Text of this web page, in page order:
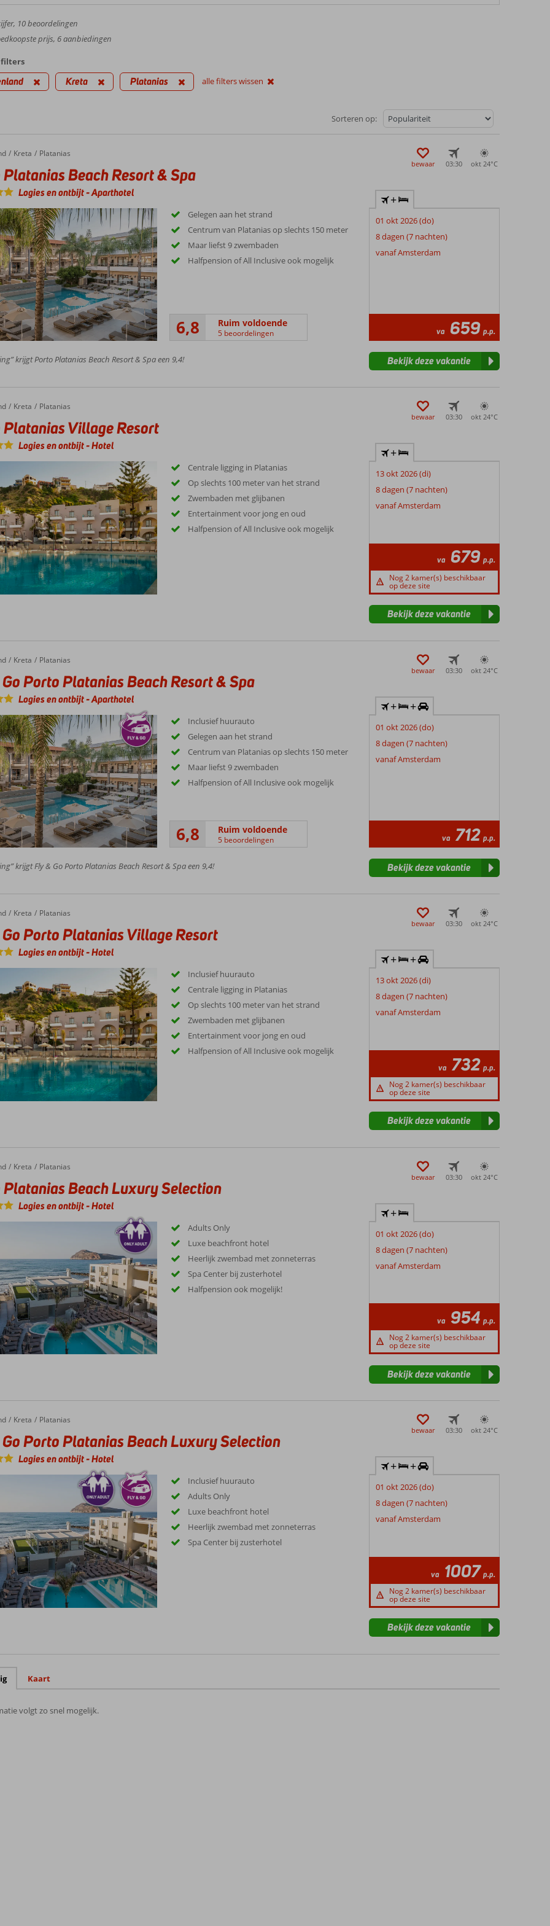
10beoordelingen
prijs, 6 aanbiedingen
filters
Kreta Platanias alle filters wissen
Sorteren op:
Kreta Platanias
Beach Resort & Spa
Logies en ontbijt-Aparthotel
bewaar 03:30 okt 24°C
Gelegen aan het strand
Centrum van Platanias op slechts 150 meter
Maar liefst 9 zwembaden
Halfpension of All Inclusive ook mogelijk
6,8 Ruim voldoende
5 beoordelingen
+
01 okt 2026 (do)
8 dagen (7 nachten)
vanaf Amsterdam
va 659 p.p.
krijgt Porto Platanias Beach Resort & Spa een 9,4! Bekijk deze vakantie
Kreta Platanias
Village Resort
Logies en ontbijt-Hotel
bewaar 03:30 okt 24°C
Centrale ligging in Platanias
Op slechts 100 meter van het strand
Zwembaden met glijbanen
Entertainment voor jong en oud
Halfpension of All Inclusive ook mogelijk
+
13 okt 2026 (di)
8 dagen (7 nachten)
vanaf Amsterdam
va 679 p.p.
Nog 2 kamer(s) beschikbaar
op deze site
Bekijk deze vakantie
Kreta Platanias
Porto Platanias Beach Resort & Spa
Logies en ontbijt-Aparthotel
bewaar 03:30 okt 24°C
Inclusief huurauto
Gelegen aan het strand
Centrum van Platanias op slechts 150 meter
Maar liefst 9 zwembaden
Halfpension of All Inclusive ook mogelijk
6,8 Ruim voldoende
5 beoordelingen
+ +
01 okt 2026 (do)
8 dagen (7 nachten)
vanaf Amsterdam
va 712 p.p.
krijgt Fly & Go Porto Platanias Beach Resort & Spa een 9,4! Bekijk deze vakantie
Kreta Platanias
Porto Platanias Village Resort
Logies en ontbijt-Hotel
bewaar 03:30 okt 24°C
Inclusief huurauto
Centrale ligging in Platanias
Op slechts 100 meter van het strand
Zwembaden met glijbanen
Entertainment voor jong en oud
Halfpension of All Inclusive ook mogelijk
+ +
13 okt 2026 (di)
8 dagen (7 nachten)
vanaf Amsterdam
va 732 p.p.
Nog 2 kamer(s) beschikbaar
op deze site
Bekijk deze vakantie
Kreta Platanias
Beach Luxury Selection
Logies en ontbijt-Hotel
bewaar 03:30 okt 24°C
Adults Only
Luxe beachfront hotel
Heerlijk zwembad met zonneterras
Spa Center bij zusterhotel
Halfpension ook mogelijk!
+
01 okt 2026 (do)
8 dagen (7 nachten)
vanaf Amsterdam
va 954 p.p.
Nog 2 kamer(s) beschikbaar
op deze site
Bekijk deze vakantie
Kreta Platanias
Porto Platanias Beach Luxury Selection
Logies en ontbijt-Hotel
bewaar 03:30 okt 24°C
Inclusief huurauto
Adults Only
Luxe beachfront hotel
Heerlijk zwembad met zonneterras
Spa Center bij zusterhotel
+ +
01 okt 2026 (do)
8 dagen (7 nachten)
vanaf Amsterdam
va 1007 p.p.
Nog 2 kamer(s) beschikbaar
op deze site
Bekijk deze vakantie
Kaart
volgt zo snel mogelijk.